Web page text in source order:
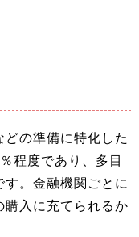
の準備に特化した
程度であり、多目
。金融機関ごとに
購入に充てられるか